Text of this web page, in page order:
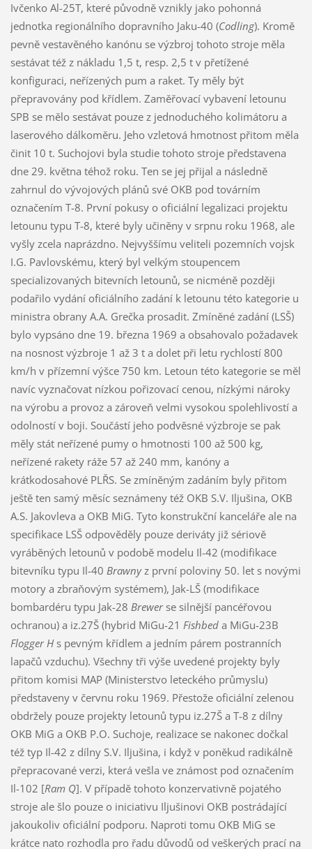
Ivčenko Al-25T, které původně vznikly jako pohonná
jednotka regionálního dopravního Jaku-40 (Codling). Kromě
pevně vestavěného kanónu se výzbroj tohoto stroje měla
sestávat též z nákladu 1,5 t, resp. 2,5 t v přetížené
konfiguraci, neřízených pum a raket. Ty měly být
přepravovány pod křídlem. Zaměřovací vybavení letounu
SPB se mělo sestávat pouze z jednoduchého kolimátoru a
laserového dálkoměru. Jeho vzletová hmotnost přitom měla
činit 10 t. Suchojovi byla studie tohoto stroje představena
dne 29. května téhož roku. Ten se jej přijal a následně
zahrnul do vývojových plánů své OKB pod továrním
označením T-8. První pokusy o oficiální legalizaci projektu
letounu typu T-8, které byly učiněny v srpnu roku 1968, ale
vyšly zcela naprázdno. Nejvyššímu veliteli pozemních vojsk
I.G. Pavlovskému, který byl velkým stoupencem
specializovaných bitevních letounů, se nicméně později
podařilo vydání oficiálního zadání k letounu této kategorie u
ministra obrany A.A. Grečka prosadit. Zmíněné zadání (LSŠ)
bylo vypsáno dne 19. března 1969 a obsahovalo požadavek
na nosnost výzbroje 1 až 3 t a dolet při letu rychlostí 800
km/h v přízemní výšce 750 km. Letoun této kategorie se měl
navíc vyznačovat nízkou pořizovací cenou, nízkými nároky
na výrobu a provoz a zároveň velmi vysokou spolehlivostí a
odolností v boji. Součástí jeho podvěsné výzbroje se pak
měly stát neřízené pumy o hmotnosti 100 až 500 kg,
neřízené rakety ráže 57 až 240 mm, kanóny a
krátkodosahové PLŘS. Se zmíněným zadáním byly přitom
ještě ten samý měsíc seznámeny též OKB S.V. Iljušina, OKB
A.S. Jakovleva a OKB MiG. Tyto konstrukční kanceláře ale na
specifikace LSŠ odpověděly pouze deriváty již sériově
vyráběných letounů v podobě modelu Il-42 (modifikace
bitevníku typu Il-40 Brawnyz první poloviny 50. let s novými
motory a zbraňovým systémem), Jak-LŠ (modifikace
bombardéru typu Jak-28 Brewerse silnější pancéřovou
ochranou) a iz.27Š (hybrid MiGu-21 Fishbeda MiGu-23B
Flogger Hs pevným křídlem a jedním párem postranních
lapačů vzduchu). Všechny tři výše uvedené projekty byly
přitom komisi MAP (Ministerstvo leteckého průmyslu)
představeny v červnu roku 1969. Přestože oficiální zelenou
obdržely pouze projekty letounů typu iz.27Š a T-8 z dílny
OKB MiG a OKB P.O. Suchoje, realizace se nakonec dočkal
též typ Il-42 z dílny S.V. Iljušina, i když v poněkud radikálně
přepracované verzi, která vešla ve známost pod označením
Il-102 [Ram Q]. V případě tohoto konzervativně pojatého
stroje ale šlo pouze o iniciativu Iljušinovi OKB postrádající
jakoukoliv oficiální podporu. Naproti tomu OKB MiG se
krátce nato rozhodla pro řadu důvodů od veškerých prací na